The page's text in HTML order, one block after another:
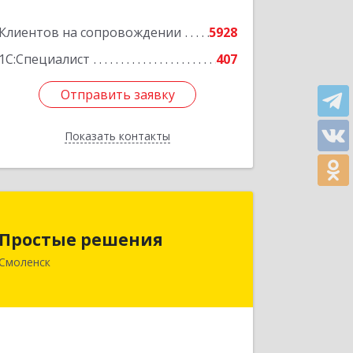
Клиентов на сопровождении
5928
1С:Специалист
407
Отправить заявку
Показать контакты
Отправить заявку
Назад
Простые решения
214015, Смоленская обл, Смоленск г,
Большая Краснофлотская ул, дом №